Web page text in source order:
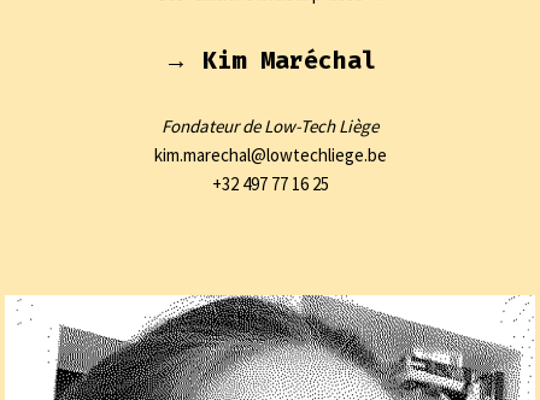
→ Kim Maréchal
Fondateur de Low-Tech Liège
kim.marechal@lowtechliege.be
+32 497 77 16 25